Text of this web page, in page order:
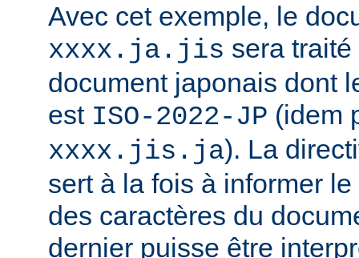
Avec cet exemple, le
xxxx.ja.jis sera
document japonais dont
est ISO-2022-JP (idem
xxxx.jis.ja). La
sert à la fois à informer
des caractères du
dernier puisse être